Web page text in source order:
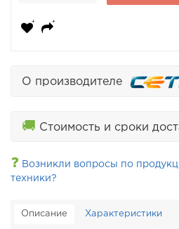
О производителе
🚚 Стоимость и сроки
❓ Возникли вопросы по
техники?
Описание Характеристики